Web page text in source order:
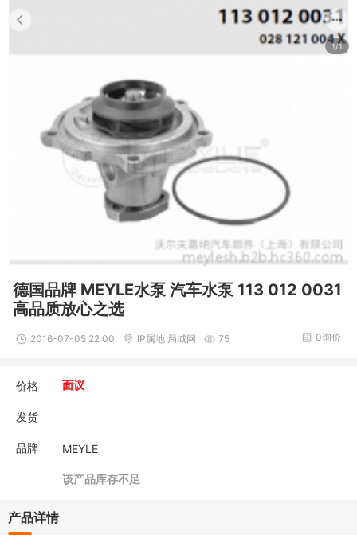
1/1
德国品牌 MEYLE水泵 汽车水泵 113 012 0031
高品质放心之选
2016-07-05 22:00 IP属地 局域网 75 0询价
价格 面议
发货
品牌 MEYLE
该产品库存不足
产品详情